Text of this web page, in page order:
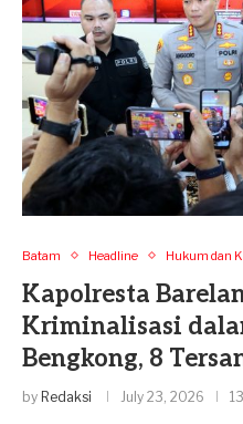
Batam Headline Hukum dan
Kapolresta
Kriminalisasi
Bengkong, 8
by Redaksi July 23, 2026